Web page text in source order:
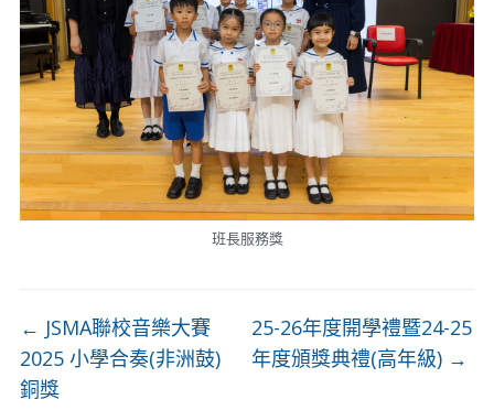
班長服務獎
← JSMA聯校音樂大賽
2025 小學合奏(非洲鼓)
銅獎
25-26年度開學禮暨24-25
年度頒獎典禮(高年級) →